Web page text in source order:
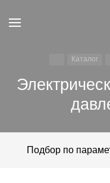
Каталог
Подбор по